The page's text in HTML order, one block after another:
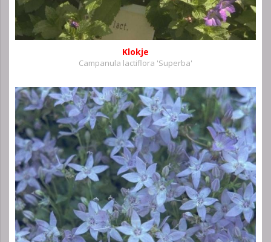
Klokje
Campanula lactiflora 'Superba'